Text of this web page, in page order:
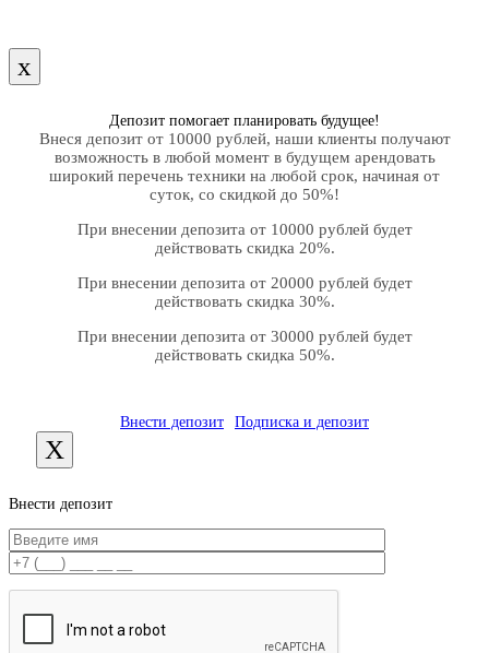
х
Депозит помогает планировать будущее!
Внеся депозит от 10000 рублей, наши клиенты получают
возможность в любой момент в будущем арендовать
широкий перечень техники на любой срок, начиная от
суток, со скидкой до 50%!
При внесении депозита от 10000 рублей будет
действовать скидка 20%.
При внесении депозита от 20000 рублей будет
действовать скидка 30%.
При внесении депозита от 30000 рублей будет
действовать скидка 50%.
Внести депозит Подписка и депозит
X
Внести депозит